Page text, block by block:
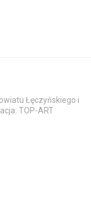
Łęczyńskiego i
TOP-ART